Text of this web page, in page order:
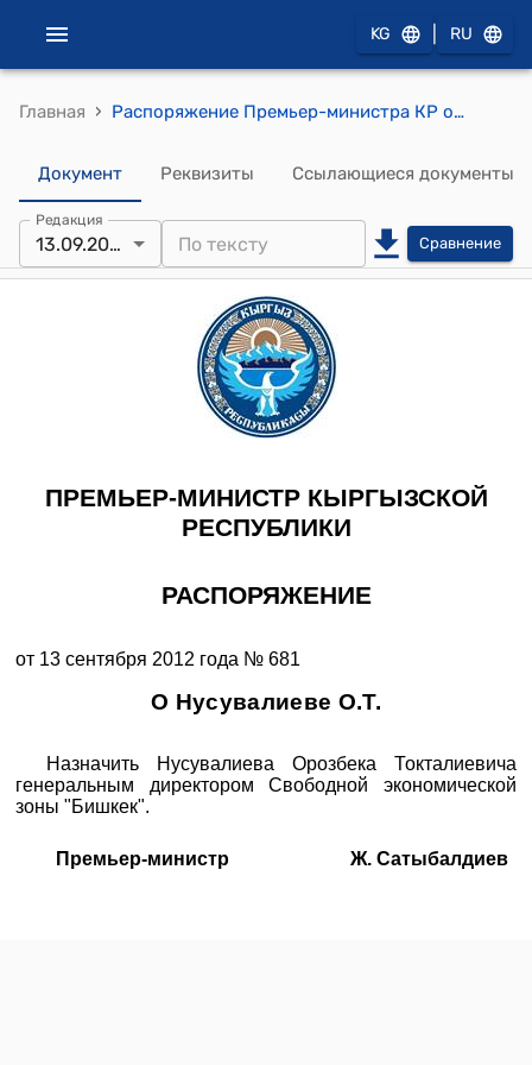
KG RU
Главная › Распоряжение Премьер-министра КР от 13 сентября 2012 года № 681 (О Нусувалиеве О.Т.)
Документ Реквизиты Ссылающиеся документы
Редакция
13.09.2012 Сравнение